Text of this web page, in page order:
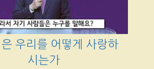
우리를 어떻게 사랑하
시는가